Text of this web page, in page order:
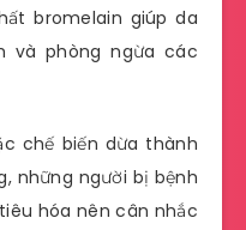
bromelain giúp da
và phòng ngừa các
chế biến dừa thành
những người bị bệnh
hóa nên cân nhắc